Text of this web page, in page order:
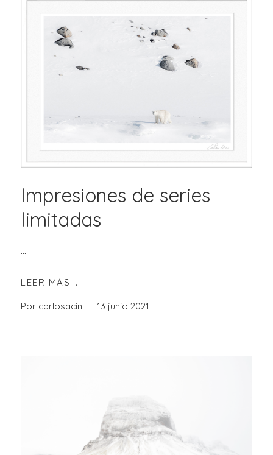
Impresiones de series
limitadas
...
LEER MÁS...
Por carlosacin 13 junio 2021